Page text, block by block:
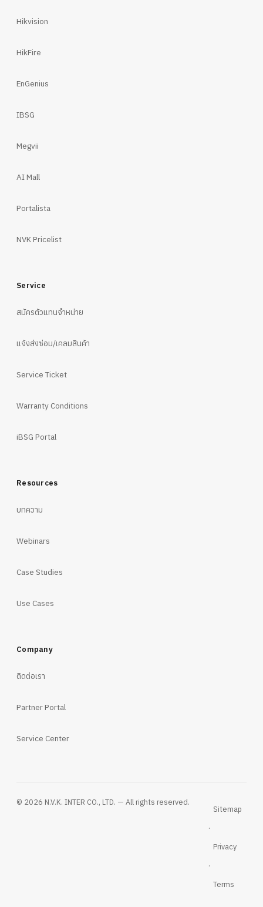
Hikvision
HikFire
EnGenius
IBSG
Megvii
AI Mall
Portalista
NVK Pricelist
Service
สมัครตัวแทนจำหน่าย
แจ้งส่งซ่อม/เคลมสินค้า
Service Ticket
Warranty Conditions
iBSG Portal
Resources
บทความ
Webinars
Case Studies
Use Cases
Company
ติดต่อเรา
Partner Portal
Service Center
© 2026 N.V.K. INTER CO., LTD. — All rights reserved.
Sitemap
·
Privacy
·
Terms